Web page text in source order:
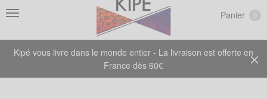
Kipé vous livre dans le monde entier - La livraison est offerte en
France dès 60€
Panier